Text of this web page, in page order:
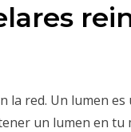
la red. Un lumen es
un lumen en tu